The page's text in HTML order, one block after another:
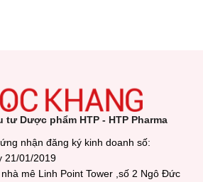
Dược phẩm HTP - HTP Pharma
nhận đăng ký kinh doanh số:
21/01/2019
mê Linh Point Tower ,số 2 Ngô Đức